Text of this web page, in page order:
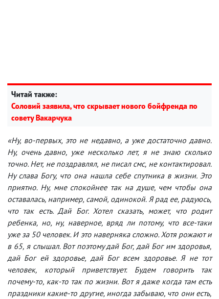
Читай также:
Соловий заявила, что скрывает нового бойфренда по
совету Вакарчука
«Ну, во-первых, это не недавно, а уже достаточно давно.
Ну, очень давно, уже несколько лет, я не знаю сколько
точно. Нет, не поздравлял, не писал смс, не контактировал.
Ну слава Богу, что она нашла себе спутника в жизни. Это
приятно. Ну, мне спокойнее так на душе, чем чтобы она
оставалась, например, самой, одинокой. Я рад ее, радуюсь,
что так есть. Дай Бог. Хотел сказать, может, что родит
ребенка, но, ну, наверное, вряд ли потому, что все-таки
уже за 50 человек. И это наверняка сложно. Хотя рожают и
в 65, я слышал. Вот поэтому дай Бог, дай Бог им здоровья,
дай Бог ей здоровье, дай Бог всем здоровье. Я не тот
человек, который приветствует. Будем говорить так
почему-то, как-то так по жизни. Вот я даже когда там есть
праздники какие-то другие, иногда забываю, что они есть,